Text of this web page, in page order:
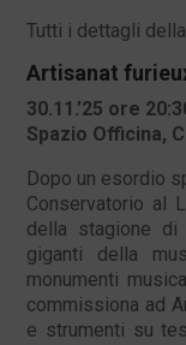
Tutti i dettagli
Artisanat
30.11.’25 ore
Spazio Officina,
Dopo un esordio
Conservatorio al
della stagione di
giganti della
monumenti
commissiona ad
e strumenti su